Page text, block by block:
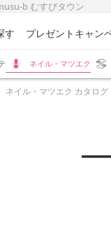
b むすびタウン
す プレゼントキャン
ネイル・マツエク
ネイル・マツエク カタログ